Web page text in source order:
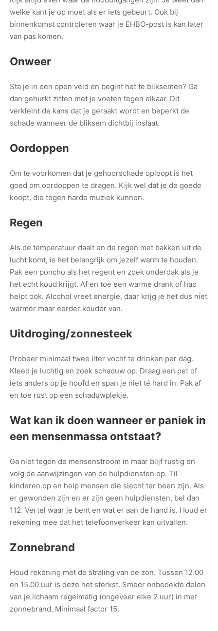
welke kant je op moet als er iets gebeurt. Ook bij
binnenkomst controleren waar je EHBO-post is kan later
van pas komen.
Onweer
Sta je in een open veld en begint het te bliksemen? Ga
dan gehurkt zitten met je voeten tegen elkaar. Dit
verkleint de kans dat je geraakt wordt en beperkt de
schade wanneer de bliksem dichtbij inslaat.
Oordoppen
Om te voorkomen dat je gehoorschade oploopt is het
goed om oordoppen te dragen. Kijk wel dat je de goede
koopt, die tegen harde muziek kunnen.
Regen
Als de temperatuur daalt en de regen met bakken uit de
lucht komt, is het belangrijk om jezelf warm te houden.
Pak een poncho als het regent en zoek onderdak als je
het echt koud krijgt. Af en toe een warme drank of hap
helpt ook. Alcohol vreet energie, daar krijg je het dus niet
warmer maar eerder kouder van.
Uitdroging/zonnesteek
Probeer minimaal twee liter vocht te drinken per dag.
Kleed je luchtig en zoek schaduw op. Draag een pet of
iets anders op je hoofd en span je niet té hard in. Pak af
en toe rust op een schaduwplekje.
Wat kan ik doen wanneer er paniek in
een mensenmassa ontstaat?
Ga niet tegen de mensenstroom in maar blijf rustig en
volg de aanwijzingen van de hulpdiensten op. Til
kinderen op en help mensen die slecht ter been zijn. Als
er gewonden zijn en er zijn geen hulpdiensten, bel dan
112. Vertel waar je bent en wat er aan de hand is. Houd er
rekening mee dat het telefoonverkeer kan uitvallen.
Zonnebrand
Houd rekening met de straling van de zon. Tussen 12.00
en 15.00 uur is deze het sterkst. Smeer onbedekte delen
van je lichaam regelmatig (ongeveer elke 2 uur) in met
zonnebrand. Minimaal factor 15.